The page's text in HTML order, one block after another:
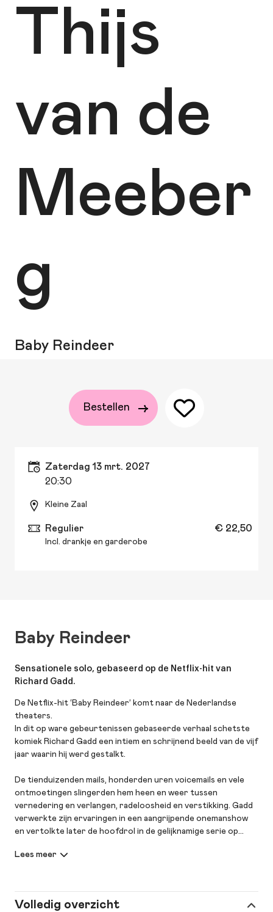
Thijs
van de
Meeber
g
Baby Reindeer
Bestellen
zaterdag 13 mrt. 2027
20:30
Kleine Zaal
Regulier € 22,50
Incl. drankje en garderobe
Baby Reindeer
Sensationele solo, gebaseerd op de Netflix-hit van
Richard Gadd.
De Netflix-hit ‘Baby Reindeer’ komt naar de Nederlandse
theaters.
In dit op ware gebeurtenissen gebaseerde verhaal schetste
komiek Richard Gadd een intiem en schrijnend beeld van de vijf
jaar waarin hij werd gestalkt.
De tienduizenden mails, honderden uren voicemails en vele
ontmoetingen slingerden hem heen en weer tussen
vernedering en verlangen, radeloosheid en verstikking. Gadd
verwerkte zijn ervaringen in een aangrijpende onemanshow
en vertolkte later de hoofdrol in de gelijknamige serie op
streamingdienst ooit.
zien in Nederland.
Volledig overzicht